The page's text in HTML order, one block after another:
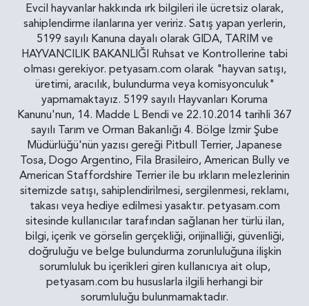
Evcil hayvanlar hakkında ırk bilgileri ile ücretsiz olarak,
sahiplendirme ilanlarına yer veririz. Satış yapan yerlerin,
5199 sayılı Kanuna dayalı olarak GIDA, TARIM ve
HAYVANCILIK BAKANLIĞI Ruhsat ve Kontrollerine tabi
olması gerekiyor. petyasam.com olarak "hayvan satışı,
üretimi, aracılık, bulundurma veya komisyonculuk"
yapmamaktayız. 5199 sayılı Hayvanları Koruma
Kanunu'nun, 14. Madde L Bendi ve 22.10.2014 tarihli 367
sayılı Tarım ve Orman Bakanlığı 4. Bölge İzmir Şube
Müdürlüğü'nün yazısı gereği Pitbull Terrier, Japanese
Tosa, Dogo Argentino, Fila Brasileiro, American Bully ve
American Staffordshire Terrier ile bu ırkların melezlerinin
sitemizde satışı, sahiplendirilmesi, sergilenmesi, reklamı,
takası veya hediye edilmesi yasaktır. petyasam.com
sitesinde kullanıcılar tarafından sağlanan her türlü ilan,
bilgi, içerik ve görselin gerçekliği, orijinalliği, güvenliği,
doğruluğu ve belge bulundurma zorunluluğuna ilişkin
sorumluluk bu içerikleri giren kullanıcıya ait olup,
petyasam.com bu hususlarla ilgili herhangi bir
sorumluluğu bulunmamaktadır.